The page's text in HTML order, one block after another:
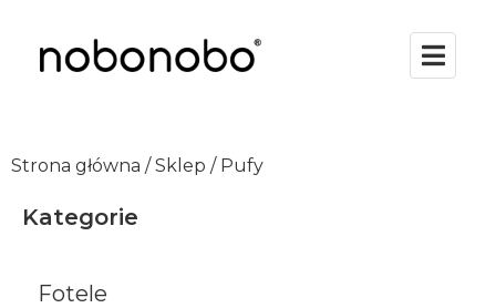
Strona główna /Sklep / Pufy
Kategorie
Fotele